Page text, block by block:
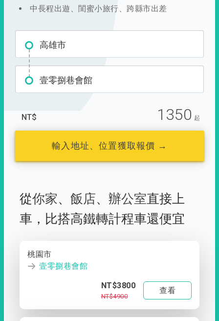
中長程出遊、閨蜜小旅行、跨縣市出差
高雄市
壹零捌巷會館
NT$ 1350 起
輸入地址、位置獲取報價 →
從你家、 飯店、 辦公室直接上
車， 比搭高鐵轉計程車還便宜
桃園市
壹零捌巷會館
NT$3800
NT$4900
查看